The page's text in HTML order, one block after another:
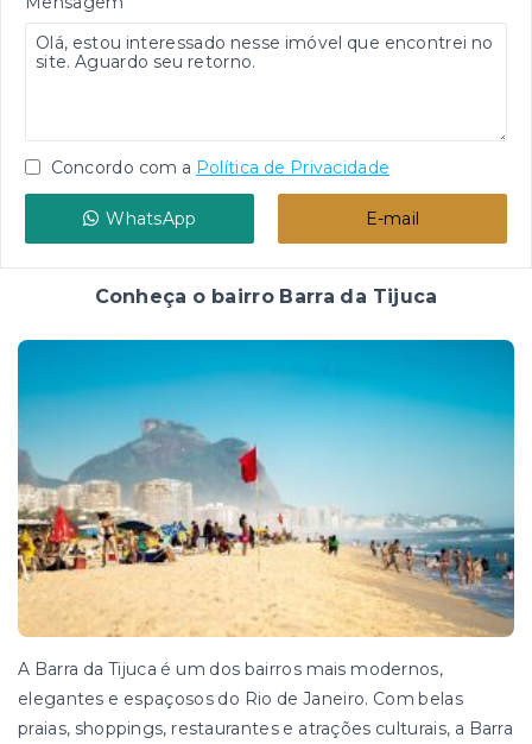
Concordo com a Política de Privacidade
WhatsApp E-mail
Conheça o bairro Barra da Tijuca
A Barra da Tijuca é um dos bairros mais modernos,
elegantes e espaçosos do Rio de Janeiro. Com belas
praias, shoppings, restaurantes e atrações culturais, a Barra